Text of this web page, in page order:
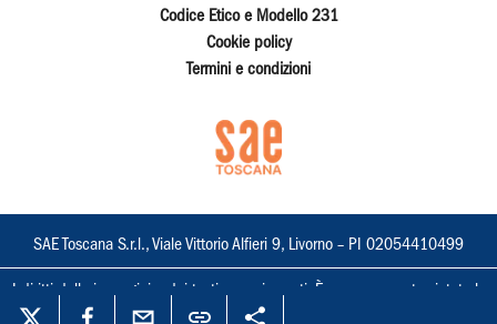
Codice Etico e Modello 231
Cookie policy
Termini e condizioni
SAE Toscana S.r.l., Viale Vittorio Alfieri 9, Livorno – PI 02054410499
I diritti delle immagini e dei testi sono riservati. È espressamente vietata la
loro riproduzione con qualsiasi mezzo e l'adattamento totale o parziale.